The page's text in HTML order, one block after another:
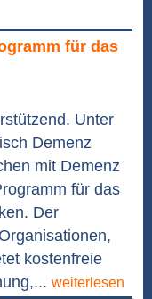
für das
Unter
Demenz
mit Demenz
für das
Der
kostenfreie
weiterlesen